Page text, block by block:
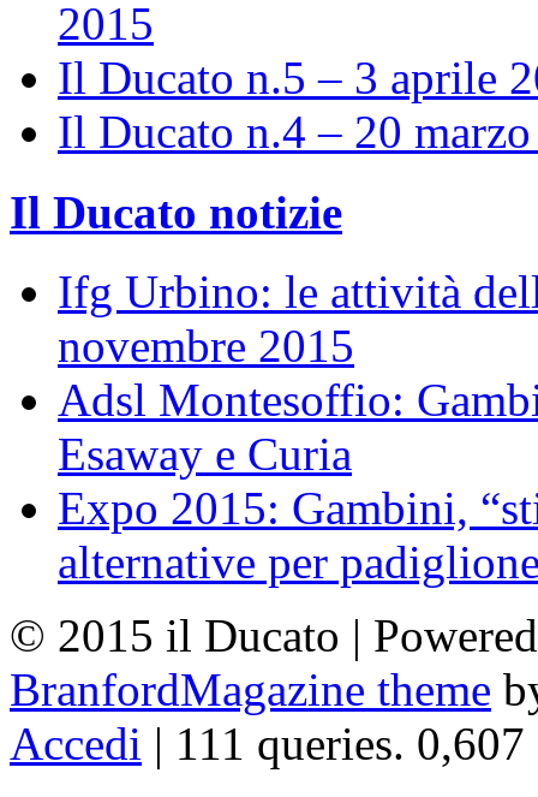
2015
Il Ducato n.5 – 3 aprile
Il Ducato n.4 – 20
Il Ducato notizie
Ifg Urbino: le attività
novembre 2015
Adsl Montesoffio:
Esaway e Curia
Expo 2015: Gambini,
alternative per
© 2015 il Ducato |
BranfordMagazine theme
Accedi | 111 queries. 0,607